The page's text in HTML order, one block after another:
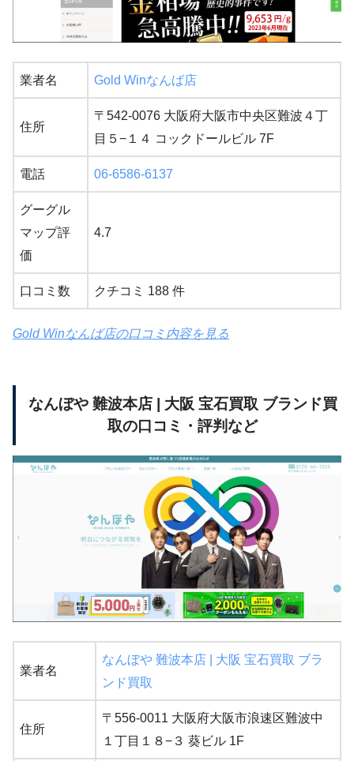
業者名 Gold Winなんば店
住所
〒542-0076 大阪府大阪市中央区難波４丁
目５−１４ コックドールビル 7F
電話 06-6586-6137
グーグル
マップ評
価
4.7
口コミ数 クチコミ 188 件
Gold Winなんば店の口コミ内容を見る
なんぼや 難波本店 | 大阪 宝石買取 ブランド買
取の口コミ・評判など
業者名
なんぼや 難波本店 | 大阪 宝石買取 ブラ
ンド買取
住所
〒556-0011 大阪府大阪市浪速区難波中
１丁目１８−３ 葵ビル 1F